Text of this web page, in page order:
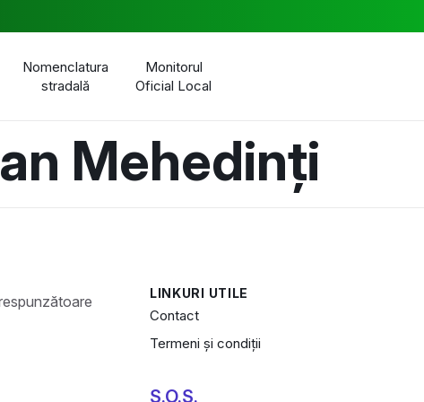
Nomenclatura
stradală
Monitorul
Oficial Local
Mehedinți
LINKURI UTILE
Contact
Termeni și condiții
S.O.S.